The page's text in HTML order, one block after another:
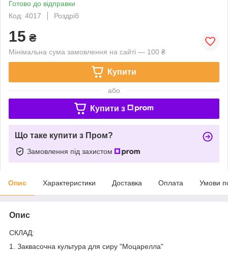
Готово до відправки
Код: 4017
Роздріб
15 ₴
Мінімальна сума замовлення на сайті — 100 ₴
Купити
або
Купити з
Що таке купити з Пром?
Замовлення під захистом
Опис Характеристики Доставка Оплата Умови
Опис
СКЛАД:
1. Заквасочна культура для сиру "Моцарелла"